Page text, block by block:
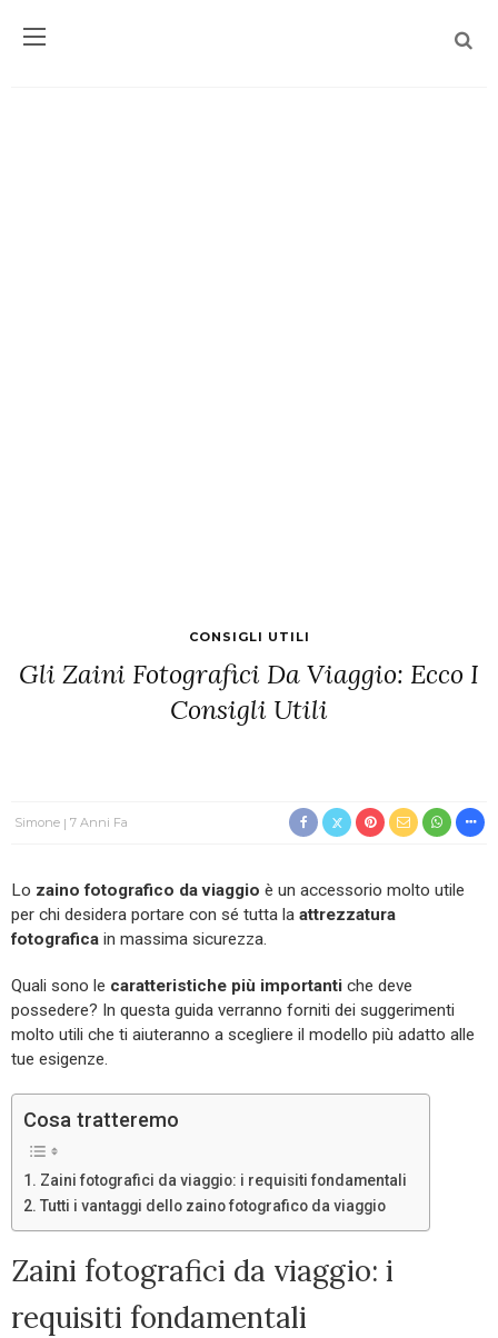
CONSIGLI UTILI
Gli Zaini Fotografici Da Viaggio: Ecco I
Consigli Utili
Simone 7 Anni Fa
Lo zaino fotografico da viaggio è un accessorio molto utile
per chi desidera portare con sé tutta la attrezzatura
fotografica in massima sicurezza.
Quali sono le caratteristiche più importanti che deve
possedere? In questa guida verranno forniti dei suggerimenti
molto utili che ti aiuteranno a scegliere il modello più adatto alle
tue esigenze.
Cosa tratteremo
Zaini fotografici da viaggio: i requisiti fondamentali
Tutti i vantaggi dello zaino fotografico da viaggio
Zaini fotografici da viaggio: i
requisiti fondamentali